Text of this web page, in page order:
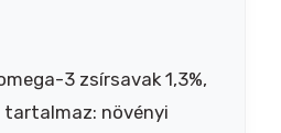
3 zsírsavak 1,3%,
tartalmaz: növényi